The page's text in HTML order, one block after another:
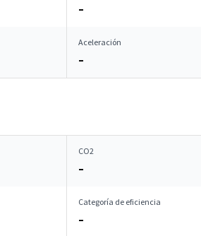
–
Aceleración
–
CO2
–
Categoría de eficiencia
–